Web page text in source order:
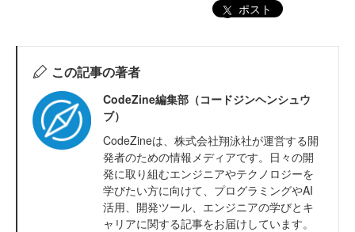
ポスト
この記事の著者
CodeZine編集部（コードジンヘンシュウ
ブ）
CodeZineは、株式会社翔泳社が運営する開
発者のための情報メディアです。日々の開
発に取り組むエンジニアやテクノロジーを
学びたい方に向けて、プログラミングやAI
活用、開発ツール、エンジニアの学びとキ
ャリアに関する記事をお届けしています。